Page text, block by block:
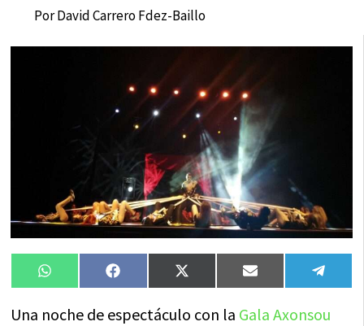
PorDavid Carrero Fdez-Baillo
Compartir
en
WhatsAppCompartir
en
FacebookCompartir
en
X
(Twitter)
Compartir
en
Email
en
Una noche de espectáculo con la Gala Axonsou